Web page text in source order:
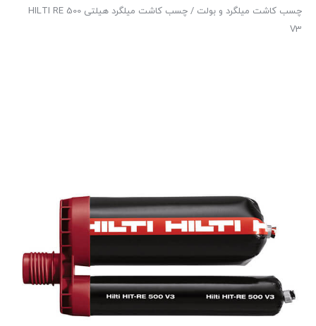
چسب کاشت میلگرد و بولت
/ چسب کاشت میلگرد هیلتی HILTI RE 500
V3